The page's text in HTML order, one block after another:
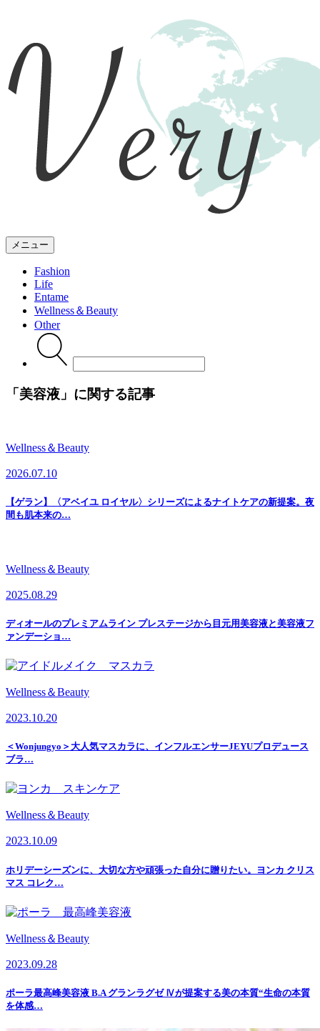
メニュー
Fashion
Life
Entame
Wellness＆Beauty
Other
Search
for:
「美容液 」に関する記事
Wellness＆Beauty
2026.07.10
【ゲラン】〈アベイユ ロイヤル〉シリーズによるナイトケアの新提案。夜
間も肌本来の…
Wellness＆Beauty
2025.08.29
ディオールのプレミアムライン プレステージから目元用美容液と美容液フ
ァンデーショ…
Wellness＆Beauty
2023.10.20
＜Wonjungyo＞大人気マスカラに、インフルエンサーJEYUプロデュース
ブラ…
Wellness＆Beauty
2023.10.09
ホリデーシーズンに、大切な方や頑張った自分に贈りたい。ヨンカ クリス
マス コレク…
Wellness＆Beauty
2023.09.28
ポーラ最高峰美容液 B.A グランラグゼ Ⅳが提案する美の本質“生命の本質
を体感…